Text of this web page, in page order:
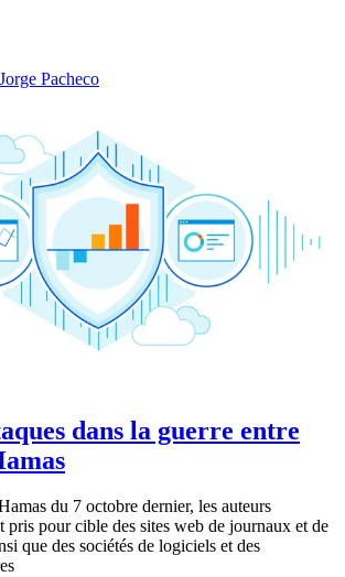
Jorge Pacheco
dans la guerre entre
du 7 octobre dernier, les auteurs
pris pour cible des sites web de journaux et de
que des sociétés de logiciels et des